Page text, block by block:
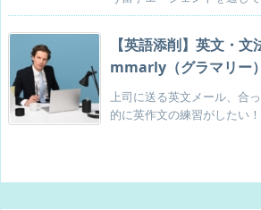
【英語添削】英文・
mmarly（グラマリー
上司に送る英文メール、合
的に英作文の練習がしたい